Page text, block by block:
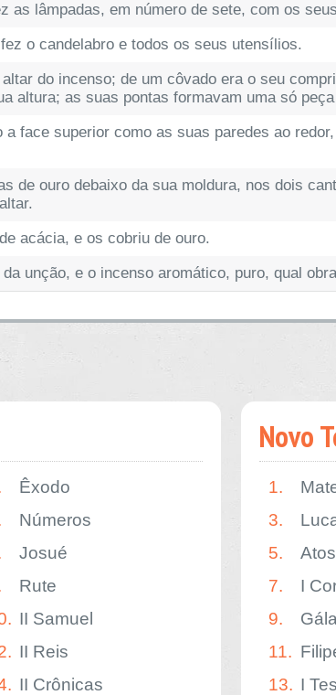
as lâmpadas, em número de sete, com os
o candelabro e todos os seus utensílios.
do incenso; de um côvado era o seu
altura; as suas pontas formavam uma só
a face superior como as suas paredes ao
de ouro debaixo da sua moldura, nos dois
acácia, e os cobriu de ouro.
unção, e o incenso aromático, puro, qual
Êxodo
Números
Josué
Rute
II Samuel
II Reis
II Crônicas
Novo
1.
3.
5.
7.
I
9.
11.
13. I